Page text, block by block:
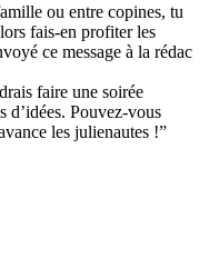
ou entre copines, tu
fais-en profiter les
ce message à la rédac
faire une soirée
d’idées. Pouvez-vous
les julienautes !”